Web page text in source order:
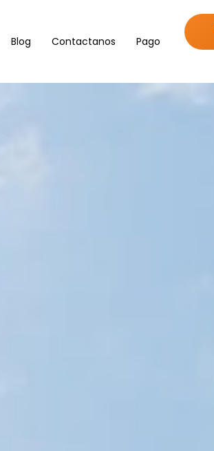
Blog Contactanos Pago